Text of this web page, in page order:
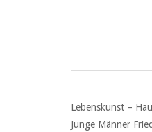
Lebenskunst –
Junge Männer